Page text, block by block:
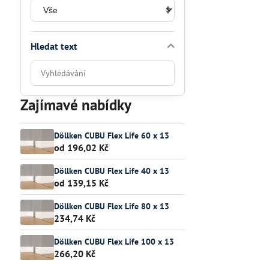
Hledat text
Prohledat
výsledky
filtru
fulltextem
Zajímavé nabídky
Döllken CUBU Flex Life 60 x 13
od 196,02 Kč
Döllken CUBU Flex Life 40 x 13
od 139,15 Kč
Döllken CUBU Flex Life 80 x 13
234,74 Kč
Döllken CUBU Flex Life 100 x 13
266,20 Kč